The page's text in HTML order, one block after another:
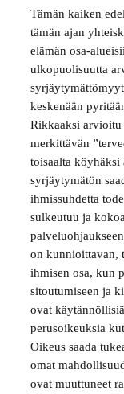
Tämän kaiken
tämän ajan
elämän osa-
ulkopuolisuutta
keskenään
Rikkaaksi
merkittävän
toisaalta
syrjäytymätön
ihmissuhdetta
sulkeutuu ja
on kunnioittavan,
ihmisen osa, kun
sitoutumiseen ja
ovat
perusoikeuksia
Oikeus saada
omat
ovat muuttuneet